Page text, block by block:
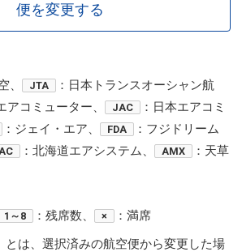
便を変更する
、 JTA
：日本トランスオーシャン航
アコミューター、 JAC
：日本エアコミ
：ジェイ・エア、 FDA
：フジドリーム
：北海道エアシステム、 AMX
：天草
1～8 ：残席数、 ×
：満席
は、選択済みの航空便から変更した場